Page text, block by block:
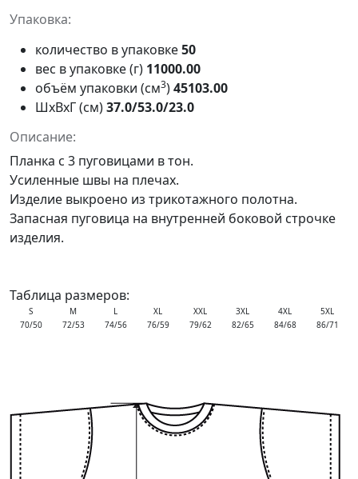
Упаковка:
количество в упаковке50
вес в упаковке (г) 11000.00
объём упаковки (см3)45103.00
ШxВxГ (см)37.0/53.0/23.0
Описание:
Планка с 3 пуговицами в тон.
Усиленные швы на плечах.
Изделие выкроено из трикотажного полотна.
Запасная пуговица на внутренней боковой строчке
изделия.
Таблица размеров:
S M L XL XXL 3XL 4XL
5XL
70/50
72/53 74/56 76/59 79/62 82/65 84/68 86/71